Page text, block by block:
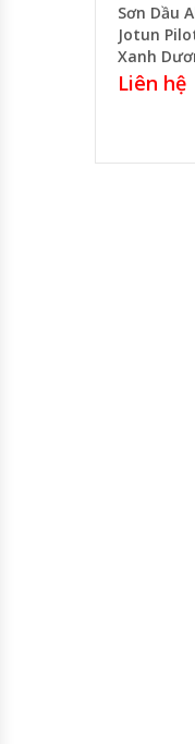
Sơn Dầu
Jotun
Xanh
Liên hệ